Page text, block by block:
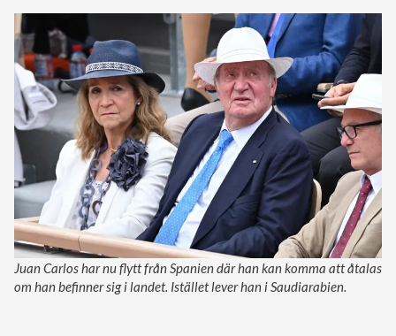
Juan Carlos har nu flytt från Spanien där han kan komma att åtalas
om han befinner sig i landet. Istället lever han i Saudiarabien.